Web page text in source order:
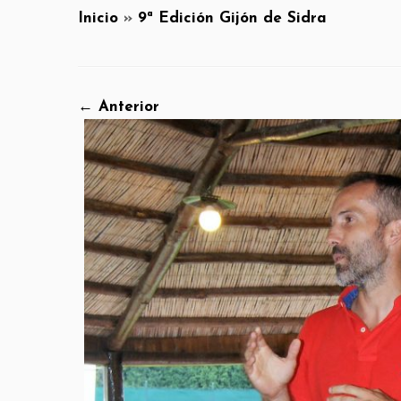
Inicio » 9ª Edición Gijón de Sidra
← Anterior